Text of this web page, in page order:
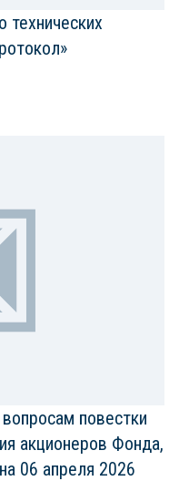
повестки
акционеров Фонда,
06 апреля 2026